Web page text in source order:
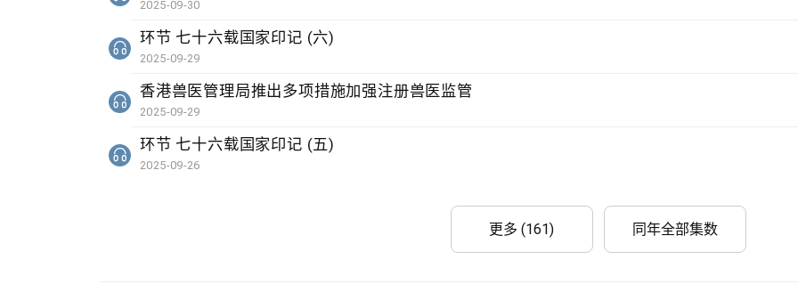
2025-09-30
环节 七十六载国家印记 (六)
2025-09-29
香港兽医管理局推出多项措施加强注册兽医监管
2025-09-29
环节 七十六载国家印记 (五)
2025-09-26
更多 (161) 同年全部集数